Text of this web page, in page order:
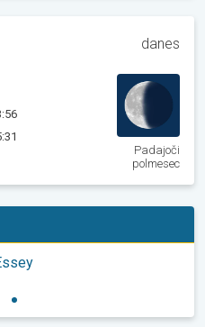
danes
Padajoči
polmesec